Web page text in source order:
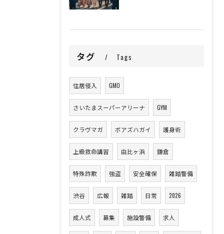
タグ Tags
住居侵入 GMO
さいたまスーパーアリーナ GYM
クラヴマガ ボアズハガイ 護身術
上級救命講習 由比ヶ浜 鎌倉
特殊詐欺 強盗 安全確保 雑踏警備
渋谷 広報 雑踏 日常 2026
成人式 募集 施設警備 求人